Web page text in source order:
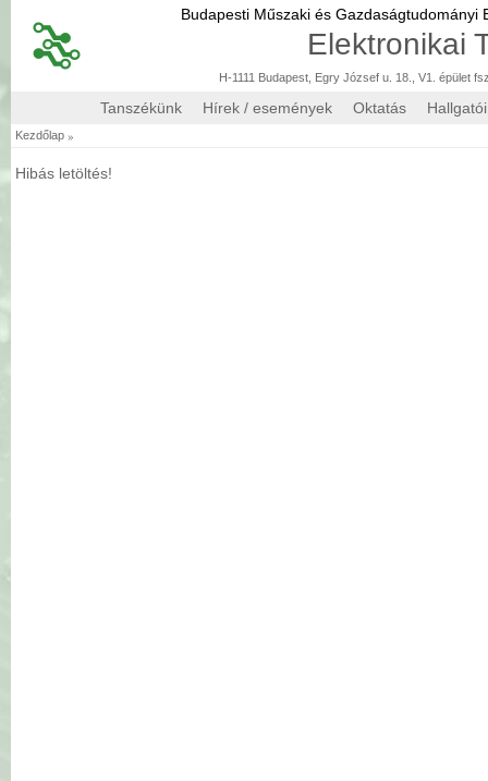
Budapesti Műszaki és Gazdaságtudományi
Elektronikai
H-1111 Budapest, Egry József u. 18., V1. épület
Tanszékünk Hírek / események Oktatás
Kezdőlap »
Hibás letöltés!